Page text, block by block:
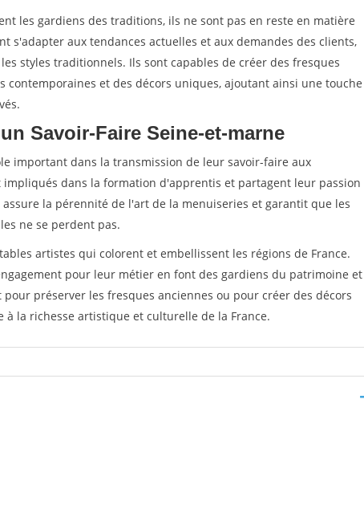
les gardiens des traditions, ils ne sont pas en reste en matière
s'adapter aux tendances actuelles et aux demandes des clients,
styles traditionnels. Ils sont capables de créer des fresques
contemporaines et des décors uniques, ajoutant ainsi une touche
Savoir-Faire Seine-et-marne
important dans la transmission de leur savoir-faire aux
dans la formation d'apprentis et partagent leur passion
la pérennité de l'art de la menuiseries et garantit que les
ne se perdent pas.
artistes qui colorent et embellissent les régions de France.
pour leur métier en font des gardiens du patrimoine et
préserver les fresques anciennes ou pour créer des décors
la richesse artistique et culturelle de la France.